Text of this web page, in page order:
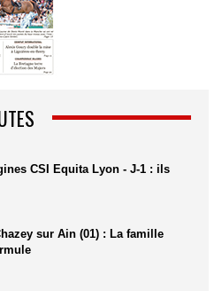
CSI Equita Lyon - J-1 : ils
sur Ain (01) : La famille